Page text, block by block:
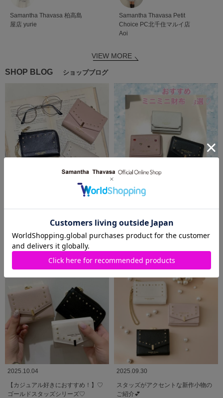
Samantha Thavasa 柏高島
屋店 yurie
Samantha Thavasa Petit
Choice PC北千住マルイ店
Aoi
VIEW MORE
SHOP BLOG ショップブログ
【SALE❤️30%OFF】ゴールドスタッ
Samantha Thavasa
柏高島屋店
2025.11.24
おすすめミニミニ財布3選👛
Samantha Thavasa Petit
Choice
2025.10.04
【カジュアル好きにおすすめ！】♡
ゴールドスタッズシリーズ♡
2025.09.30
スタッズがアクセントな新作小物の
ご紹介💕